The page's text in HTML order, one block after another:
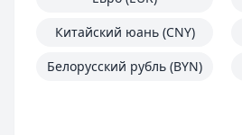
Китайский юань (CNY)
Белорусский рубль (BYN)